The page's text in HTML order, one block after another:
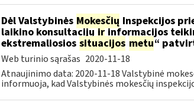
Dėl Valstybinės Mokesčių Inspekcijos
laikino konsultacijųirinformacijos
ekstremaliosios situacijos metu“
Web turinio sąrašas 2020-11-18
Atnaujinimo data: 2020-11-18 Valstybinė
informuoja, kad Valstybinės mokesčių